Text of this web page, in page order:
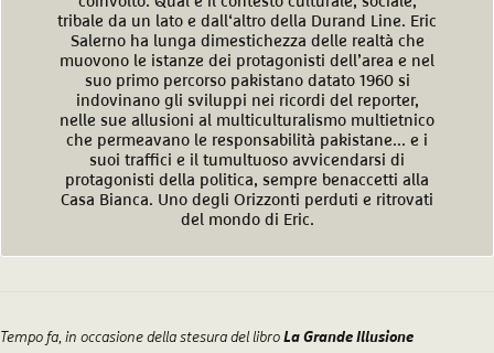
tribale da un lato e dall‘altro della Durand Line. Eric
Salerno ha lunga dimestichezza delle realtà che
muovono le istanze dei protagonisti dell’area e nel
suo primo percorso pakistano datato 1960 si
indovinano gli sviluppi nei ricordi del reporter,
nelle sue allusioni al multiculturalismo multietnico
che permeavano le responsabilità pakistane... e i
suoi traffici e il tumultuoso avvicendarsi di
protagonisti della politica, sempre benaccetti alla
Casa Bianca. Uno degli Orizzonti perduti e ritrovati
del mondo di Eric.
Tempo fa, in occasione della stesura del libro La Grande Illusione